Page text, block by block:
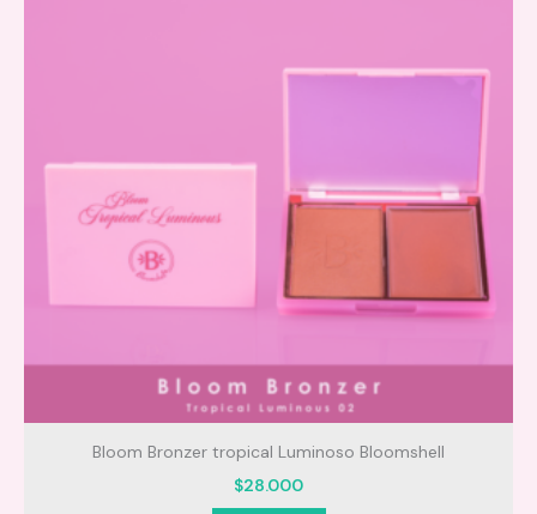
Rutinas de belleza
Aromas y sensaciones irresistibles
Momentos especiales en pareja
Consentirte y sentirte increíble cada día
5 productos imprescindibles para tu cuidado más
Bloom Bronzer tropical Luminoso Bloomshell
$28.000